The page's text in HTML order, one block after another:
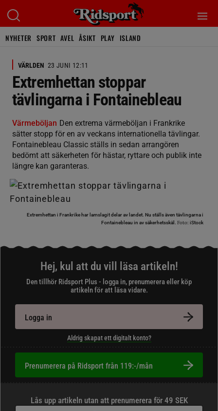
NYHETER SPORT AVEL ÅSIKT PLAY ISLAND
VÄRLDEN 23 JUNI 12:11
Extremhettan stoppar
tävlingarna i Fontainebleau
Värmeböljan Den extrema värmeböljan i Frankrike
sätter stopp för en av veckans internationella tävlingar.
Fontainebleau Classic ställs in sedan arrangören
bedömt att säkerheten för hästar, ryttare och publik inte
längre kan garanteras.
Extremhettan i Frankrike har lamslagit delar av landet. Nu ställs även tävlingarna i
Fontainebleau in av säkerhetsskäl. Foto: iStock
Hej, kul att du vill läsa artikeln!
Den tillhör Ridsport Plus - logga in, prenumerera eller köp
artikeln för att läsa vidare.
Logga in
Aldrig skapat ett digitalt konto?
Prenumerera på Ridsport från 119:-/mån